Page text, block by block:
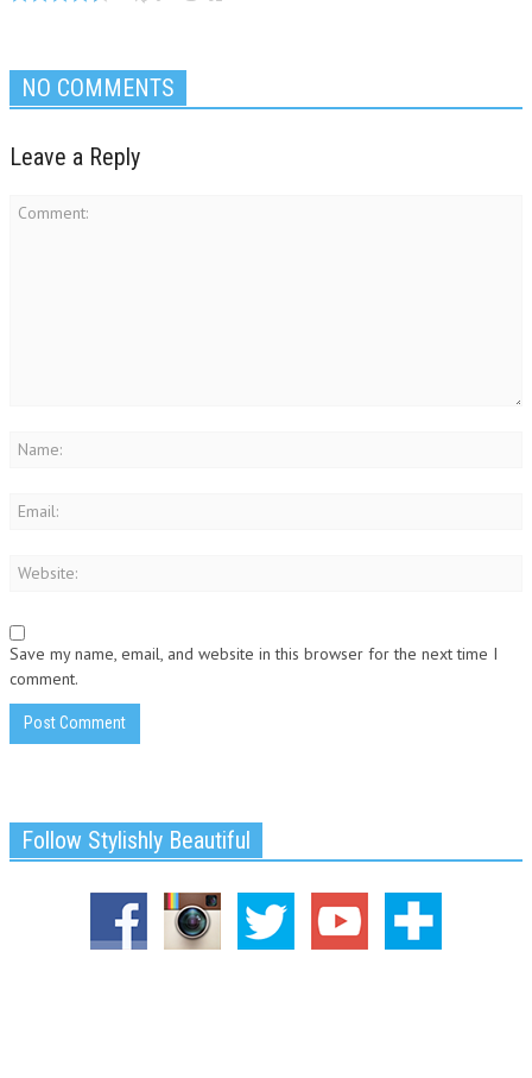
NO COMMENTS
Leave a Reply
Save my name, email, and website in this browser for the next time I
comment.
Follow Stylishly Beautiful